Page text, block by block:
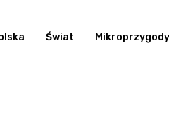
Świat Mikroprzygody